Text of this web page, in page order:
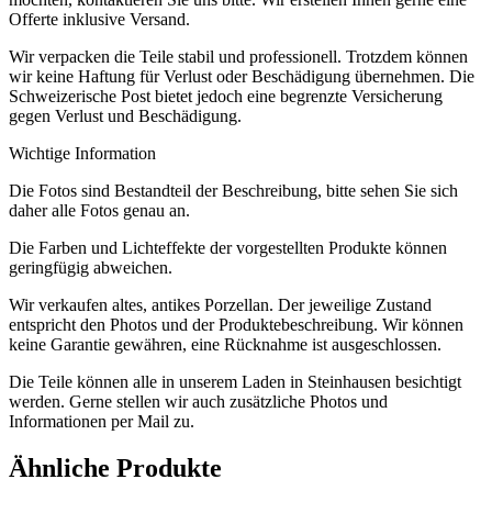
Offerte inklusive Versand.
Wir verpacken die Teile stabil und professionell. Trotzdem können
wir keine Haftung für Verlust oder Beschädigung übernehmen. Die
Schweizerische Post bietet jedoch eine begrenzte Versicherung
gegen Verlust und Beschädigung.
Wichtige Information
Die Fotos sind Bestandteil der Beschreibung, bitte sehen Sie sich
daher alle Fotos genau an.
Die Farben und Lichteffekte der vorgestellten Produkte können
geringfügig abweichen.
Wir verkaufen altes, antikes Porzellan. Der jeweilige Zustand
entspricht den Photos und der Produktebeschreibung. Wir können
keine Garantie gewähren, eine Rücknahme ist ausgeschlossen.
Die Teile können alle in unserem Laden in Steinhausen besichtigt
werden. Gerne stellen wir auch zusätzliche Photos und
Informationen per Mail zu.
Ähnliche Produkte